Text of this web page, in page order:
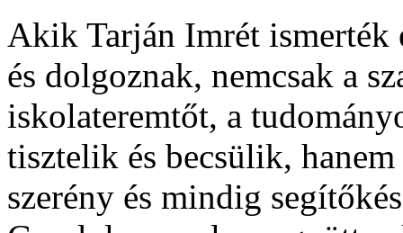
Akik Tarján Imrét ismerték
és dolgoznak, nemcsak a
iskolateremtőt, a
tisztelik és becsülik,
szerény és mindig